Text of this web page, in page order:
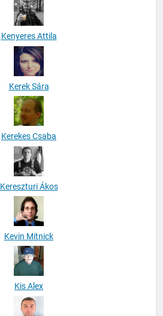
Kenyeres Attila
Kerek Sára
Kerekes Csaba
Kereszturi Ákos
Kevin Mitnick
Kis Alex